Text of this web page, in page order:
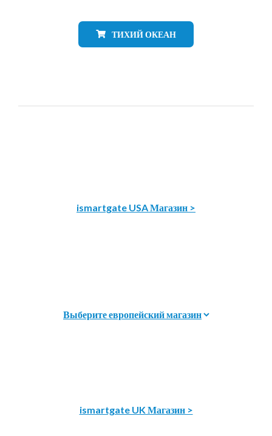
ТИХИЙ ОКЕАН
ismartgate USA Магазин >
ismartgate UK Магазин >